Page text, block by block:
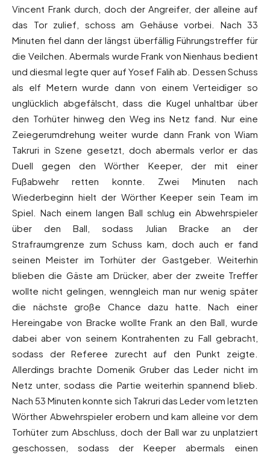
Vincent Frank durch, doch der Angreifer, der alleine auf
das Tor zulief, schoss am Gehäuse vorbei. Nach 33
Minuten fiel dann der längst überfällig Führungstreffer für
die Veilchen. Abermals wurde Frank von Nienhaus bedient
und diesmal legte quer auf Yosef Falih ab. Dessen Schuss
als elf Metern wurde dann von einem Verteidiger so
unglücklich abgefälscht, dass die Kugel unhaltbar über
den Torhüter hinweg den Weg ins Netz fand. Nur eine
Zeiegerumdrehung weiter wurde dann Frank von Wiam
Takruri in Szene gesetzt, doch abermals verlor er das
Duell gegen den Wörther Keeper, der mit einer
Fußabwehr retten konnte. Zwei Minuten nach
Wiederbeginn hielt der Wörther Keeper sein Team im
Spiel. Nach einem langen Ball schlug ein Abwehrspieler
über den Ball, sodass Julian Bracke an der
Strafraumgrenze zum Schuss kam, doch auch er fand
seinen Meister im Torhüter der Gastgeber. Weiterhin
blieben die Gäste am Drücker, aber der zweite Treffer
wollte nicht gelingen, wenngleich man nur wenig später
die nächste große Chance dazu hatte. Nach einer
Hereingabe von Bracke wollte Frank an den Ball, wurde
dabei aber von seinem Kontrahenten zu Fall gebracht,
sodass der Referee zurecht auf den Punkt zeigte.
Allerdings brachte Domenik Gruber das Leder nicht im
Netz unter, sodass die Partie weiterhin spannend blieb.
Nach 53 Minuten konnte sich Takruri das Leder vom letzten
Wörther Abwehrspieler erobern und kam alleine vor dem
Torhüter zum Abschluss, doch der Ball war zu unplatziert
geschossen, sodass der Keeper abermals einen